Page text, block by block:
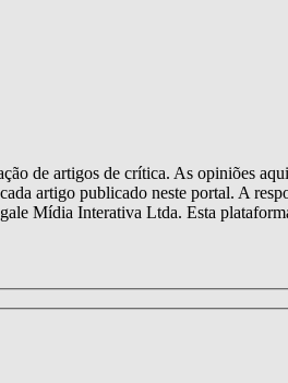
de artigos de crítica. As opiniões
artigo publicado neste portal. A
Mídia Interativa Ltda. Esta